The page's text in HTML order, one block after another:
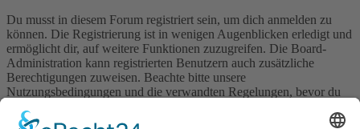
Du musst in diesem Forum registriert sein, um dich anmelden zu
können. Die Registrierung ist in wenigen Augenblicken erledigt und
ermöglicht dir, auf weitere Funktionen zuzugreifen. Die Board-
Administration kann registrierten Benutzern auch zusätzliche
Berechtigungen zuweisen. Beachte bitte unsere
Nutzungsbedingungen und die verwandten Regelungen, bevor du
wenn du dich in diesem Board bewegst.